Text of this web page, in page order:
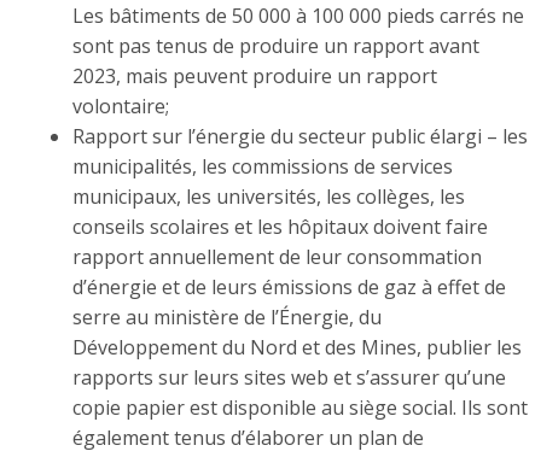
Les bâtiments de 50 000 à 100 000 pieds carrés ne
sont pas tenus de produire un rapport avant
2023, mais peuvent produire un rapport
volontaire;
Rapport sur l’énergie du secteur public élargi – les
municipalités, les commissions de services
municipaux, les universités, les collèges, les
conseils scolaires et les hôpitaux doivent faire
rapport annuellement de leur consommation
d’énergie et de leurs émissions de gaz à effet de
serre au ministère de l’Énergie, du
Développement du Nord et des Mines, publier les
rapports sur leurs sites web et s’assurer qu’une
copie papier est disponible au siège social. Ils sont
également tenus d’élaborer un plan de